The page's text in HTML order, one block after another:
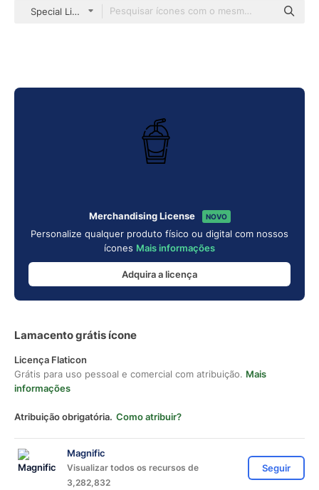
Special Lineal
Merchandising License NOVO
Personalize qualquer produto físico ou digital com nossos
ícones Mais informações
Adquira a licença
Lamacento grátis ícone
Licença Flaticon
Grátis para uso pessoal e comercial com atribuição. Mais
informações
Atribuição obrigatória. Como atribuir?
Magnific
Visualizar todos os recursos de
3,282,832
Seguir